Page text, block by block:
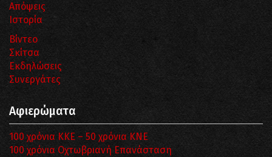
Απόψεις
Ιστορία
Βίντεο
Σκίτσα
Εκδηλώσεις
Συνεργάτες
Αφιερώματα
100 χρόνια ΚΚΕ – 50 χρόνια ΚΝΕ
100 χρόνια Οχτωβριανή Επανάσταση